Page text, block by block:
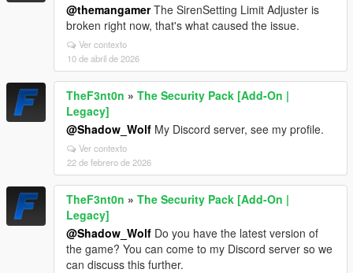
@themangamerThe SirenSetting Limit Adjuster is
broken right now, that's what caused the issue.
Ver contexto
10 de abril de 2026
TheF3nt0n » The Security Pack [Add-On |
Legacy]
@Shadow_Wolf My Discord server, see my profile.
Ver contexto
22 de febrero de 2026
TheF3nt0n » The Security Pack [Add-On |
Legacy]
@Shadow_Wolf Do you have the latest version of
the game? You can come to my Discord server so we
can discuss this further.